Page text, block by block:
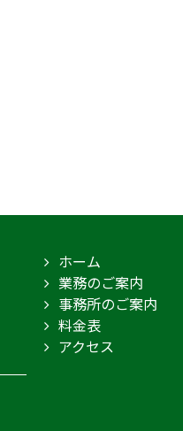
ホーム
業務のご案内
事務所のご案内
料金表
アクセス